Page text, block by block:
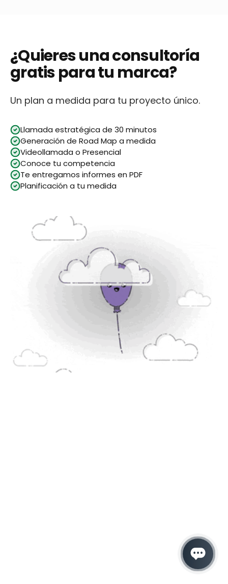
¿Quieres una consultoría
gratis para tu marca?
Un plan a medida para tu proyecto único.
Llamada estratégica de 30 minutos
Generación de Road Map a medida
Videollamada o Presencial
Conoce tu competencia
Te entregamos informes en PDF
Planificación a tu medida